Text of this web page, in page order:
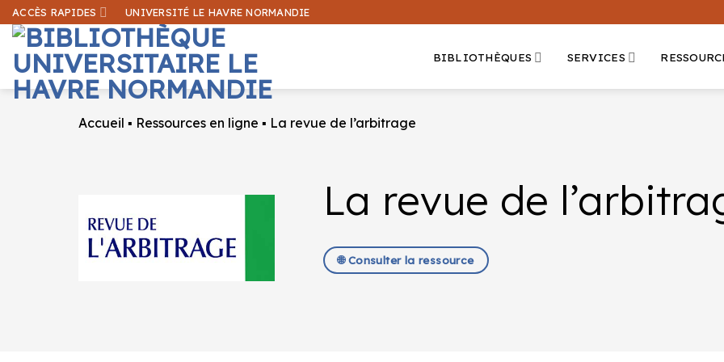
Passer
au
contenu
ACCÈS RAPIDES UNIVERSITÉ LE HAVRE NORMANDIE
BIBLIOTHÈQUES SERVICES
Accueil ▪ Ressources en ligne ▪ La revue de l’arbitrage
La revue de
🌐 Consulter la ressource